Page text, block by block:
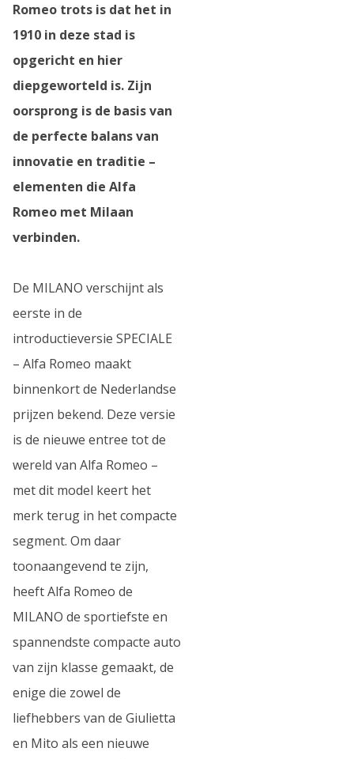
Romeo trots is dat het in
1910 in deze stad is
opgericht en hier
diepgeworteld is. Zijn
oorsprong is de basis van
de perfecte balans van
innovatie en traditie –
elementen die Alfa
Romeo met Milaan
verbinden.
De MILANO verschijnt als
eerste in de
introductieversie SPECIALE
– Alfa Romeo maakt
binnenkort de Nederlandse
prijzen bekend. Deze versie
is de nieuwe entree tot de
wereld van Alfa Romeo –
met dit model keert het
merk terug in het compacte
segment. Om daar
toonaangevend te zijn,
heeft Alfa Romeo de
MILANO de sportiefste en
spannendste compacte auto
van zijn klasse gemaakt, de
enige die zowel de
liefhebbers van de Giulietta
en Mito als een nieuwe